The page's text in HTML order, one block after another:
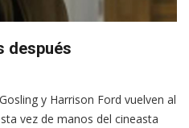
después
y Harrison Ford vuelven al
vez de manos del cineasta